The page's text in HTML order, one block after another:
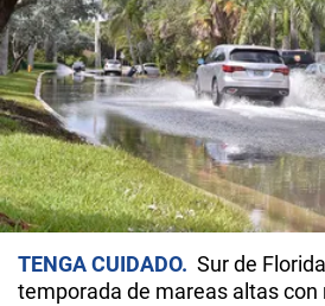
TENGA CUIDADO
Sur de
temporada de mareas altas con